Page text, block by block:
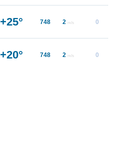
+25° 748 2 m/s 0
+20° 748 2 m/s 0